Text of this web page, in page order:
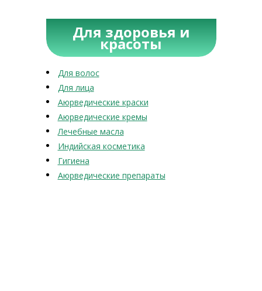
Для здоровья и
красоты
Для волос
Для лица
Аюрведические краски
Аюрведические кремы
Лечебные масла
Индийская косметика
Гигиена
Аюрведические препараты